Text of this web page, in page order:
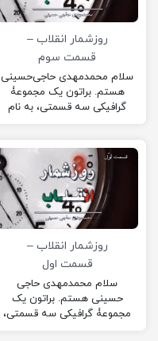
روزشمار انقلاب –
قسمت سوم
سلام محمدمهدی حاجی‌حسینی
هستم. براتون یک مجموعۀ
گرافیکی سه قسمتی، به نام
روزشمار انقلاب –
قسمت اول
سلام محمدمهدی حاجی
حسینی هستم. براتون یک
مجموعۀ گرافیکی سه قسمتی،